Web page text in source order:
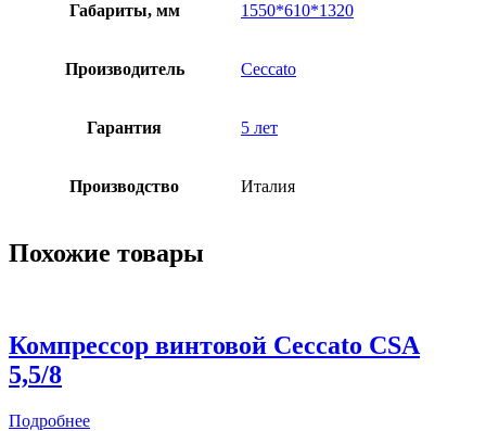
Габариты, мм 1550*610*1320
Производитель Ceccato
Гарантия 5 лет
Производство Италия
Похожие товары
Компрессор винтовой Ceccato CSА
5,5/8
Подробнее